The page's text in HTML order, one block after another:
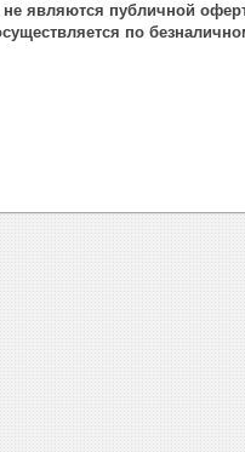
являются публичной
по